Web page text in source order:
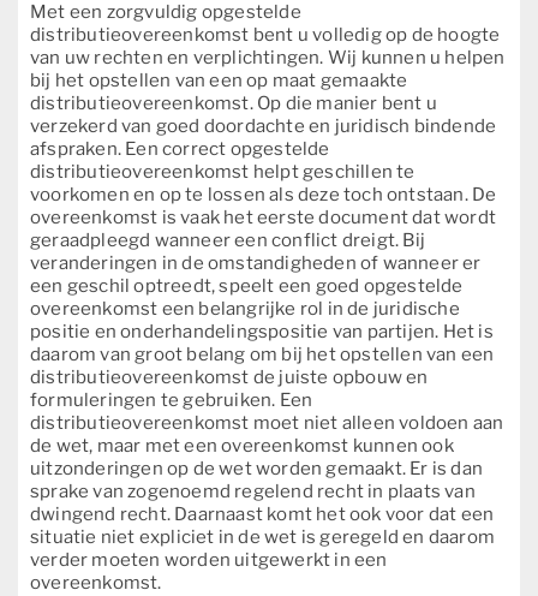
Met een zorgvuldig opgestelde
distributieovereenkomst bent u volledig op de hoogte
van uw rechten en verplichtingen. Wij kunnen u helpen
bij het opstellen van een op maat gemaakte
distributieovereenkomst. Op die manier bent u
verzekerd van goed doordachte en juridisch bindende
afspraken. Een correct opgestelde
distributieovereenkomst helpt geschillen te
voorkomen en op te lossen als deze toch ontstaan. De
overeenkomst is vaak het eerste document dat wordt
geraadpleegd wanneer een conflict dreigt. Bij
veranderingen in de omstandigheden of wanneer er
een geschil optreedt, speelt een goed opgestelde
overeenkomst een belangrijke rol in de juridische
positie en onderhandelingspositie van partijen. Het is
daarom van groot belang om bij het opstellen van een
distributieovereenkomst de juiste opbouw en
formuleringen te gebruiken. Een
distributieovereenkomst moet niet alleen voldoen aan
de wet, maar met een overeenkomst kunnen ook
uitzonderingen op de wet worden gemaakt. Er is dan
sprake van zogenoemd regelend recht in plaats van
dwingend recht. Daarnaast komt het ook voor dat een
situatie niet expliciet in de wet is geregeld en daarom
verder moeten worden uitgewerkt in een
overeenkomst.